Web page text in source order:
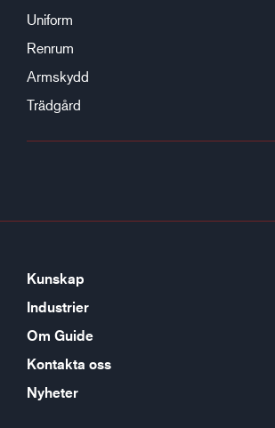
Uniform
Renrum
Armskydd
Trädgård
Kunskap
Industrier
Om Guide
Kontakta oss
Nyheter